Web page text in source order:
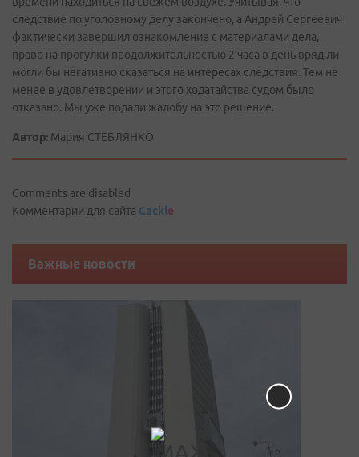
следствие по уголовному делу закончено, а Андрей Сергеевич
фактически завершил ознакомление с материалами дела,
право на прогулки продолжительностью 2 часа в день вряд ли
могли бы негативно сказаться на интересах следствия. Тем не
менее в удовлетворении и этого ходатайства судом было
отказано. Мы уже подали жалобу на это решение.
Автор: Мария СТЕБЛЯНКО
Comments are disabled
Комментарии для сайта Cackle
Важные новости